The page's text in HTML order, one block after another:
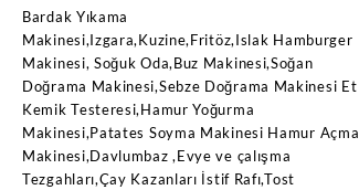
Bardak Yıkama
Makinesi,Izgara,Kuzine,Fritöz,Islak Hamburger
Makinesi, Soğuk Oda,Buz Makinesi,Soğan
Doğrama Makinesi,Sebze Doğrama Makinesi Et
Kemik Testeresi,Hamur Yoğurma
Makinesi,Patates Soyma Makinesi Hamur Açma
Makinesi,Davlumbaz ,Evye ve çalışma
Tezgahları,Çay Kazanları İstif Rafı,Tost